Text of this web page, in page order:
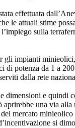
effettuata
le attuali stime
sulla
gli impianti
potenza da 1 a
dalla rete
e quindi
una via alla
mercato
si